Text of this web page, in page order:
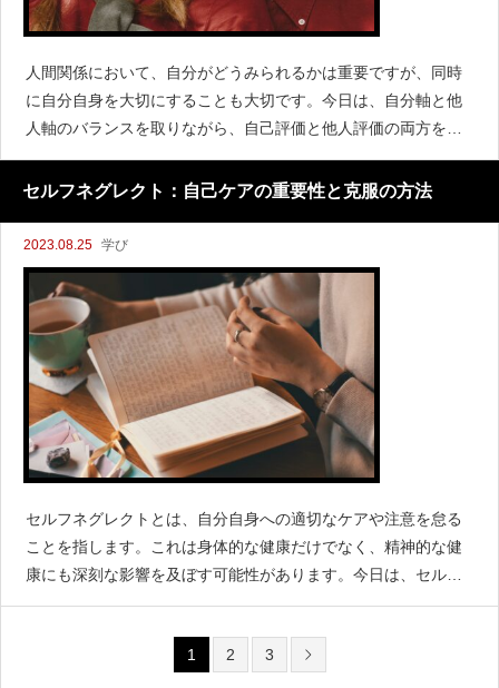
人間関係において、自分がどうみられるかは重要ですが、同時
に自分自身を大切にすることも大切です。今日は、自分軸と他
人軸のバランスを取りながら、自己評価と他人評価の両方を考
える方法について探究しましょう！自分軸 vs. 他人軸自分軸：
自分を中心に置き、自分の価値観
セルフネグレクト：自己ケアの重要性と克服の方法
2023.08.25 学び
セルフネグレクトとは、自分自身への適切なケアや注意を怠る
ことを指します。これは身体的な健康だけでなく、精神的な健
康にも深刻な影響を及ぼす可能性があります。今日は、セルフ
ネグレクトの理解と、それを克服するための方法について探究
1
2 3